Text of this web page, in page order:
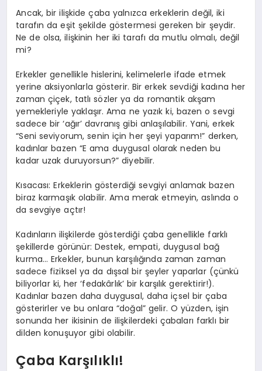
Ancak, bir ilişkide çaba yalnızca erkeklerin değil, iki
tarafın da eşit şekilde göstermesi gereken bir şeydir.
Ne de olsa, ilişkinin her iki tarafı da mutlu olmalı, değil
mi?
Erkekler genellikle hislerini, kelimelerle ifade etmek
yerine aksiyonlarla gösterir. Bir erkek sevdiği kadına her
zaman çiçek, tatlı sözler ya da romantik akşam
yemekleriyle yaklaşır. Ama ne yazık ki, bazen o sevgi
sadece bir ‘ağır’ davranış gibi anlaşılabilir. Yani, erkek
“Seni seviyorum, senin için her şeyi yaparım!” derken,
kadınlar bazen “E ama duygusal olarak neden bu
kadar uzak duruyorsun?” diyebilir.
Kısacası: Erkeklerin gösterdiği sevgiyi anlamak bazen
biraz karmaşık olabilir. Ama merak etmeyin, aslında o
da sevgiye açtır!
Kadınların ilişkilerde gösterdiği çaba genellikle farklı
şekillerde görünür: Destek, empati, duygusal bağ
kurma… Erkekler, bunun karşılığında zaman zaman
sadece fiziksel ya da dışsal bir şeyler yaparlar (çünkü
biliyorlar ki, her ‘fedakârlık’ bir karşılık gerektirir!).
Kadınlar bazen daha duygusal, daha içsel bir çaba
gösterirler ve bu onlara “doğal” gelir. O yüzden, işin
sonunda her ikisinin de ilişkilerdeki çabaları farklı bir
dilden konuşuyor gibi olabilir.
Çaba Karşılıklı!